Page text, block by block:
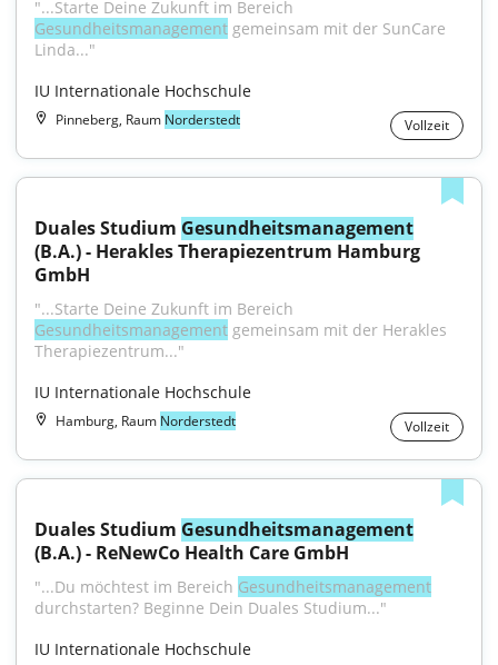
Gesundheitsmanagement gemeinsam mit der SunCare
Linda..."
IU Internationale Hochschule
Pinneberg, Raum Norderstedt Vollzeit
Duales Studium Gesundheitsmanagement
(B.A.) - Herakles Therapiezentrum Hamburg
GmbH
Gesundheitsmanagement gemeinsam mit der Herakles
Therapiezentrum..."
IU Internationale Hochschule
Hamburg, Raum Norderstedt Vollzeit
Duales Studium Gesundheitsmanagement
(B.A.) - ReNewCo Health Care GmbH
"...Du möchtest im Bereich Gesundheitsmanagement
durchstarten? Beginne Dein Duales Studium..."
IU Internationale Hochschule